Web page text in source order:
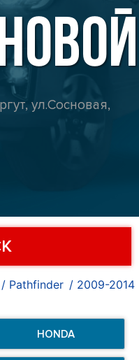
ул.Сосновая,
Pathfinder 2009-2014
HONDA